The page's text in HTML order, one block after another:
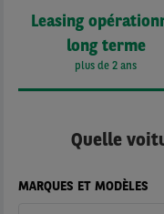
Leasing
long terme
plus de 2 ans
Quelle
MARQUES ET MODÈLES